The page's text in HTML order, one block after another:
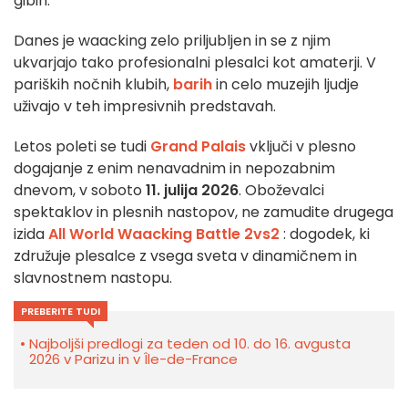
Danes je waacking zelo priljubljen in se z njim
ukvarjajo tako profesionalni plesalci kot amaterji. V
pariških nočnih klubih, barihin celo muzejih ljudje
uživajo v teh impresivnih predstavah.
Letos poleti se tudi Grand Palaisvključi v plesno
dogajanje z enim nenavadnim in nepozabnim
dnevom, v soboto 11. julija 2026. Oboževalci
spektaklov in plesnih nastopov, ne zamudite drugega
izidaAll World Waacking Battle 2vs2 : dogodek, ki
združuje plesalce z vsega sveta v dinamičnem in
slavnostnem nastopu.
PREBERITE TUDI
Najboljši predlogi za teden od 10. do 16. avgusta
2026 v Parizu in v Île-de-France